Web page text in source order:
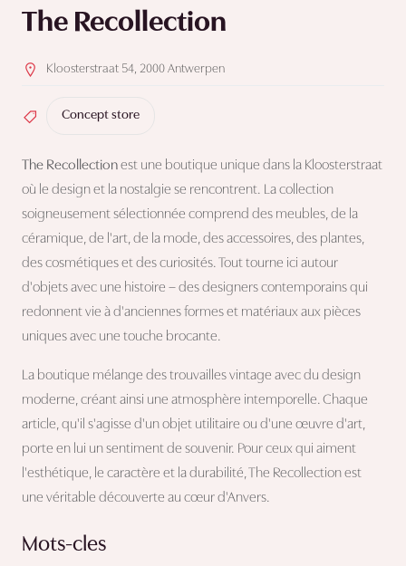
The Recollection
Kloosterstraat 54, 2000 Antwerpen
Concept store
The Recollectionest une boutique unique dans la Kloosterstraat
où le design et la nostalgie se rencontrent. La collection
soigneusement sélectionnée comprend des meubles, de la
céramique, de l'art, de la mode, des accessoires, des plantes,
des cosmétiques et des curiosités. Tout tourne ici autour
d'objets avec une histoire – des designers contemporains qui
redonnent vie à d'anciennes formes et matériaux aux pièces
uniques avec une touche brocante.
La boutique mélange des trouvailles vintage avec du design
moderne, créant ainsi une atmosphère intemporelle. Chaque
article, qu'il s'agisse d'un objet utilitaire ou d'une œuvre d'art,
porte en lui un sentiment de souvenir. Pour ceux qui aiment
l'esthétique, le caractère et la durabilité, The Recollection est
une véritable découverte au cœur d'Anvers.
Mots-cles